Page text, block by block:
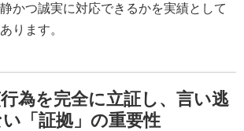
かつ誠実に対応できるかを実績として
ります。
為を完全に立証し、言い逃
「証拠」の重要性